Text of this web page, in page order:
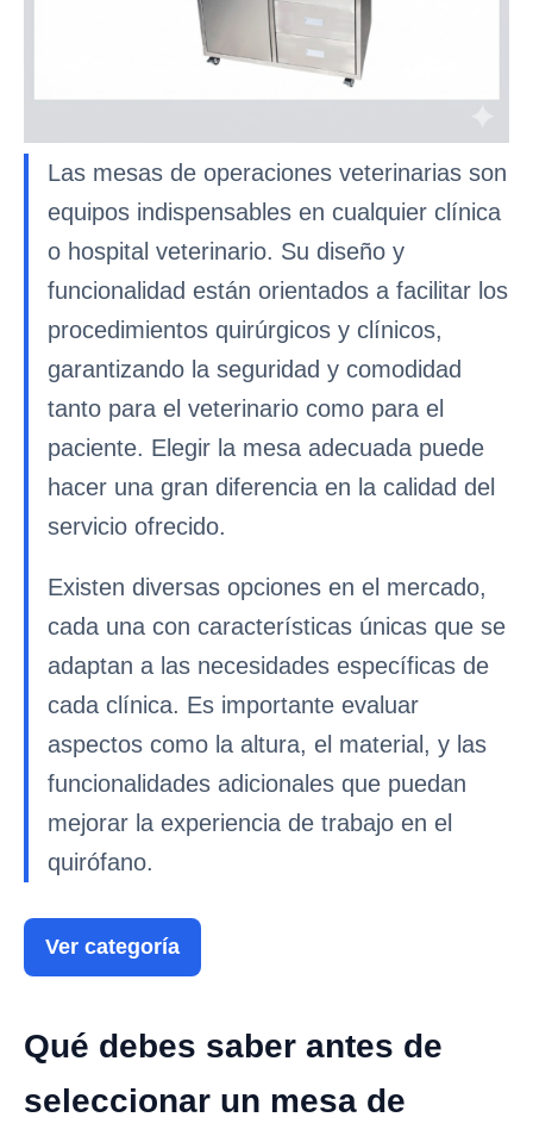
Las mesas de operaciones veterinarias son
equipos indispensables en cualquier clínica
o hospital veterinario. Su diseño y
funcionalidad están orientados a facilitar los
procedimientos quirúrgicos y clínicos,
garantizando la seguridad y comodidad
tanto para el veterinario como para el
paciente. Elegir la mesa adecuada puede
hacer una gran diferencia en la calidad del
servicio ofrecido.
Existen diversas opciones en el mercado,
cada una con características únicas que se
adaptan a las necesidades específicas de
cada clínica. Es importante evaluar
aspectos como la altura, el material, y las
funcionalidades adicionales que puedan
mejorar la experiencia de trabajo en el
quirófano.
Ver categoría
Qué debes saber antes de
seleccionar un mesa de